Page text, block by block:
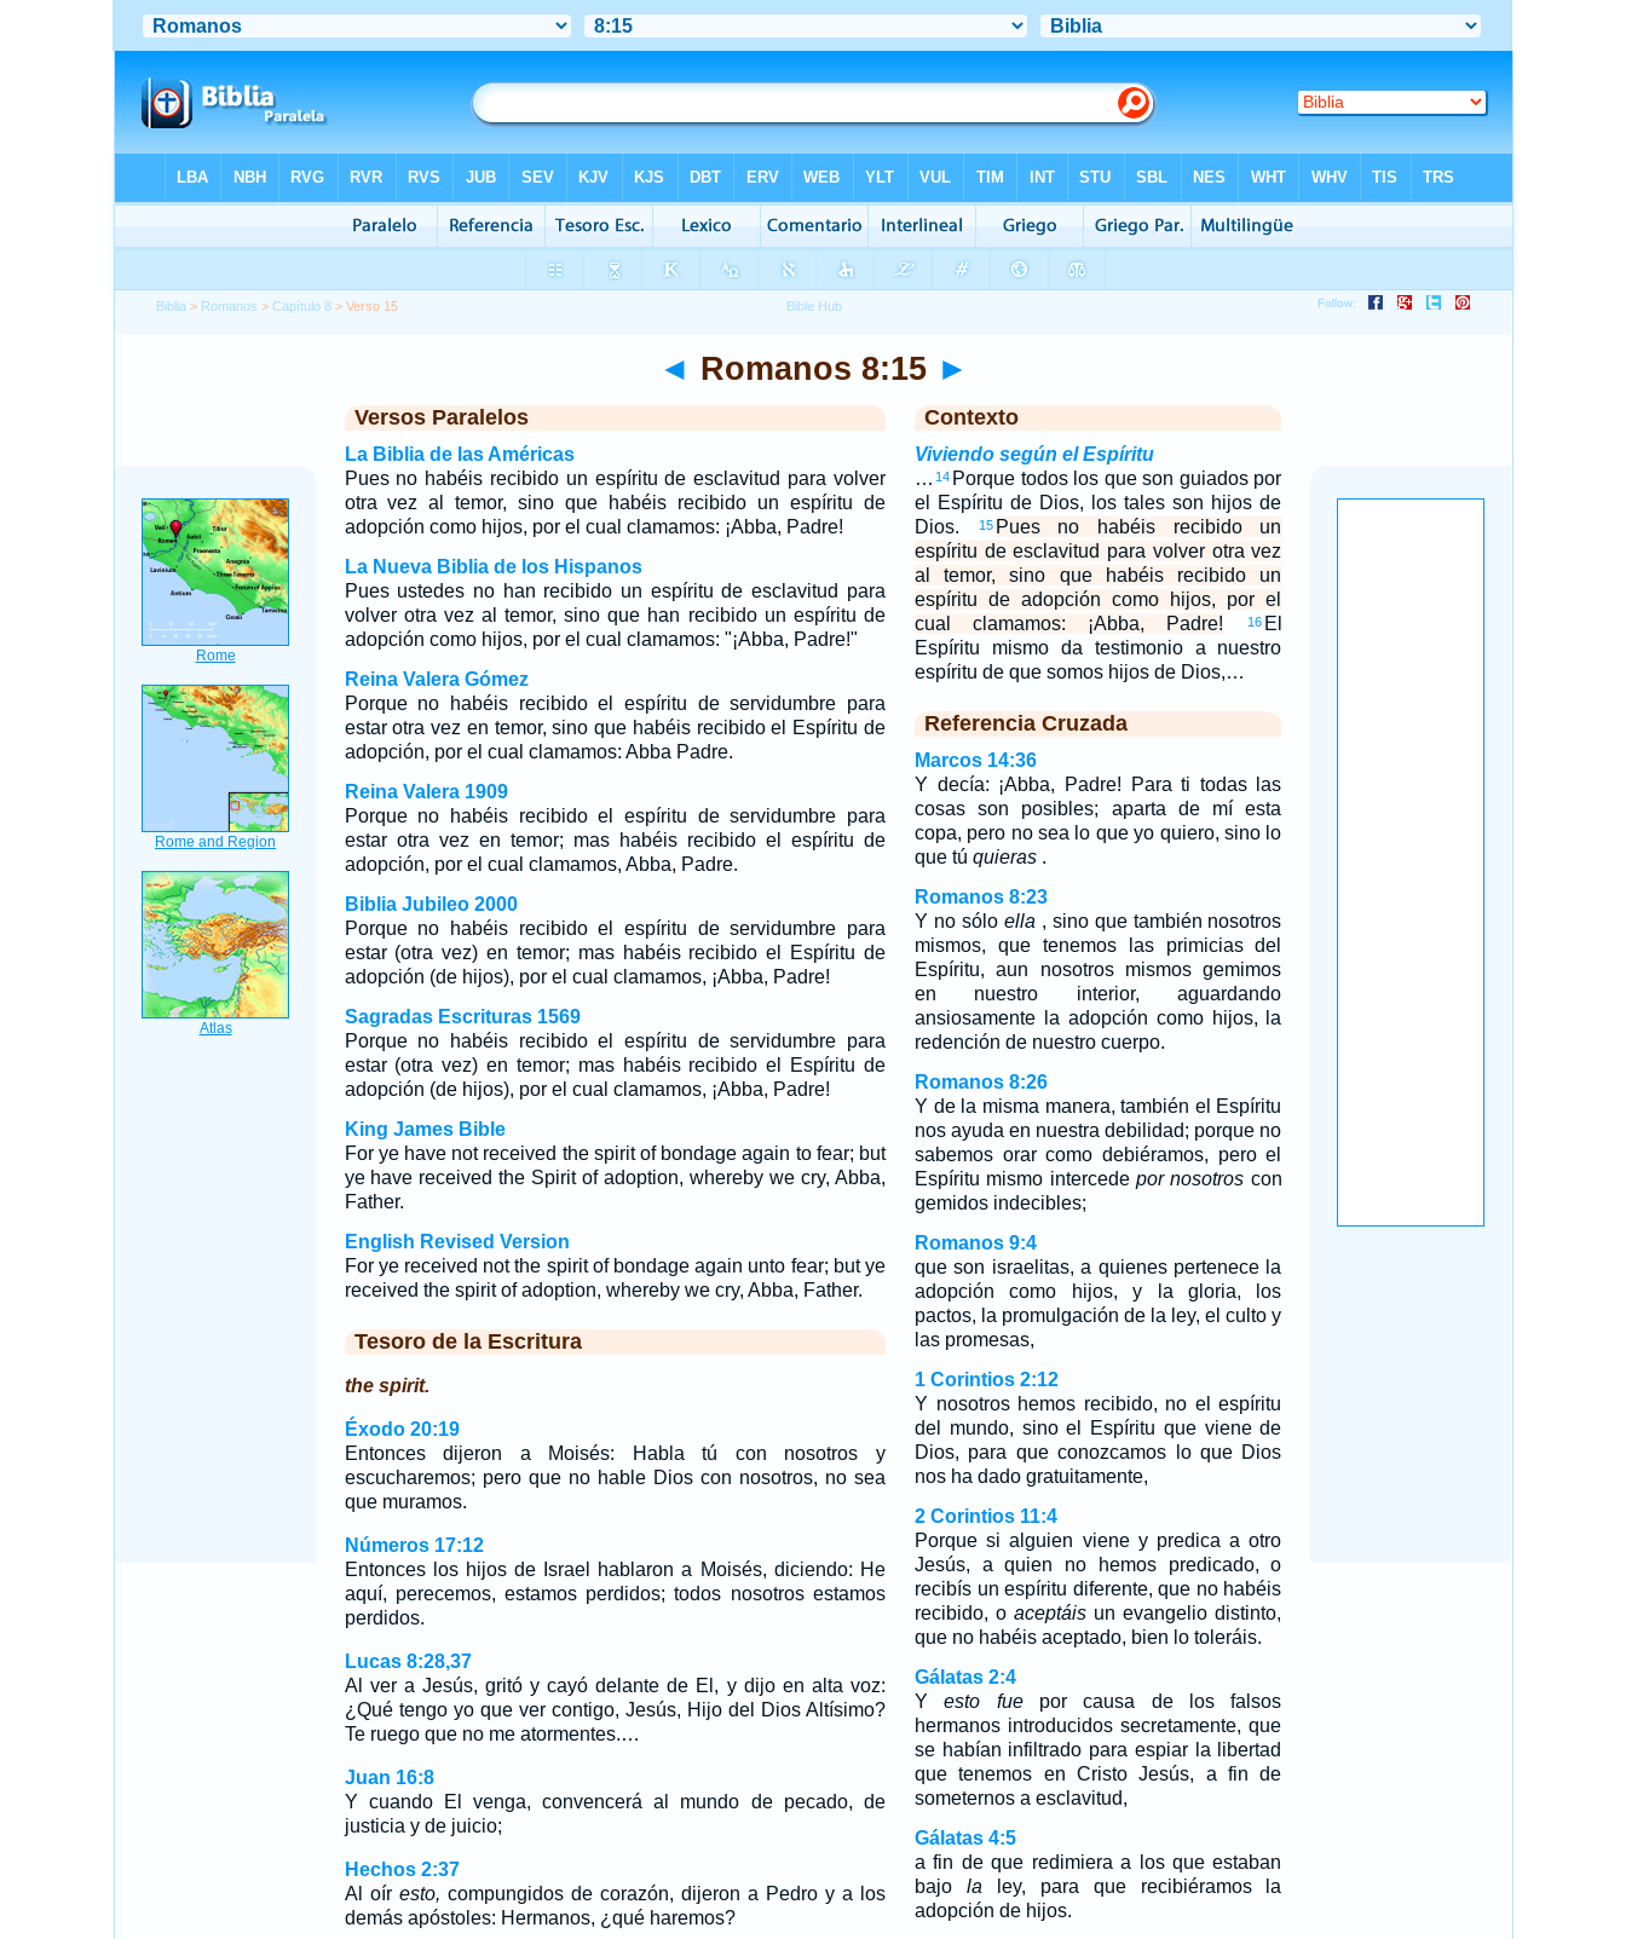
Biblia > Romanos >Capítulo 8 > Verso 15
◄ Romanos 8:15 ►
Versos Paralelos
La Biblia de las Américas
Pues no habéis recibido un espíritu de esclavitud para volver
otra vez al temor, sino que habéis recibido un espíritu de
adopción como hijos, por el cual clamamos: ¡Abba, Padre!
La Nueva Biblia de los Hispanos
Pues ustedes no han recibido un espíritu de esclavitud para
volver otra vez al temor, sino que han recibido un espíritu de
adopción como hijos, por el cual clamamos: "¡Abba, Padre!"
Reina Valera Gómez
Porque no habéis recibido el espíritu de servidumbre para
estar otra vez en temor, sino que habéis recibido el Espíritu de
adopción, por el cual clamamos: Abba Padre.
Reina Valera 1909
Porque no habéis recibido el espíritu de servidumbre para
estar otra vez en temor; mas habéis recibido el espíritu de
adopción, por el cual clamamos, Abba, Padre.
Biblia Jubileo 2000
Porque no habéis recibido el espíritu de servidumbre para
estar (otra vez) en temor; mas habéis recibido el Espíritu de
adopción (de hijos), por el cual clamamos, ¡Abba, Padre!
Sagradas Escrituras 1569
Porque no habéis recibido el espíritu de servidumbre para
estar (otra vez) en temor; mas habéis recibido el Espíritu de
adopción (de hijos), por el cual clamamos, ¡Abba, Padre!
King James Bible
For ye have not received the spirit of bondage again to fear; but
ye have received the Spirit of adoption, whereby we cry, Abba,
Father.
English Revised Version
For ye received not the spirit of bondage again unto fear; but ye
received the spirit of adoption, whereby we cry, Abba, Father.
Tesoro de la Escritura
the spirit.
Éxodo 20:19
Entonces dijeron a Moisés: Habla tú con nosotros y
escucharemos; pero que no hable Dios con nosotros, no sea
que muramos.
Números 17:12
Entonces los hijos de Israel hablaron a Moisés, diciendo: He
aquí, perecemos, estamos perdidos; todos nosotros estamos
perdidos.
Lucas 8:28,37
Al ver a Jesús, gritó y cayó delante de El, y dijo en alta voz:
¿Qué tengo yo que ver contigo, Jesús, Hijo del Dios Altísimo?
Te ruego que no me atormentes.…
Juan 16:8
Y cuando El venga, convencerá al mundo de pecado, de
justicia y de juicio;
Hechos 2:37
Al oír esto, compungidos de corazón, dijeron a Pedro y a los
demás apóstoles: Hermanos, ¿qué haremos?
Contexto
Viviendo según el Espíritu
… 14 Porque todos los que son guiados por
el Espíritu de Dios, los tales son hijos de
Dios.
15 Pues no habéis recibido un
espíritu de esclavitud para volver otra vez
al temor, sino que habéis recibido un
espíritu de adopción como hijos, por el
cual clamamos: ¡Abba, Padre!
16 El
Espíritu mismo da testimonio a nuestro
espíritu de que somos hijos de Dios,…
Referencia Cruzada
Marcos 14:36
Y decía: ¡Abba, Padre! Para ti todas las
cosas son posibles; aparta de mí esta
copa, pero no sea lo que yo quiero, sino lo
que tú quieras.
Romanos 8:23
Y no sólo ella , sino que también nosotros
mismos, que tenemos las primicias del
Espíritu, aun nosotros mismos gemimos
en nuestro interior, aguardando
ansiosamente la adopción como hijos, la
redención de nuestro cuerpo.
Romanos 8:26
Y de la misma manera, también el Espíritu
nos ayuda en nuestra debilidad; porque no
sabemos orar como debiéramos, pero el
Espíritu mismo intercede por nosotros con
gemidos indecibles;
Romanos 9:4
que son israelitas, a quienes pertenece la
adopción como hijos, y la gloria, los
pactos, la promulgación de la ley, el culto y
las promesas,
1 Corintios 2:12
Y nosotros hemos recibido, no el espíritu
del mundo, sino el Espíritu que viene de
Dios, para que conozcamos lo que Dios
nos ha dado gratuitamente,
2 Corintios 11:4
Porque si alguien viene y predica a otro
Jesús, a quien no hemos predicado, o
recibís un espíritu diferente, que no habéis
recibido, oaceptáis un evangelio distinto,
que no habéis aceptado, bien lo toleráis.
Gálatas 2:4
Yesto fuepor causa de los falsos
hermanos introducidos secretamente, que
se habían infiltrado para espiar la libertad
que tenemos en Cristo Jesús, a fin de
someternos a esclavitud,
Gálatas 4:5
a fin de que redimiera a los que estaban
bajo la ley, para que recibiéramos la
adopción de hijos.